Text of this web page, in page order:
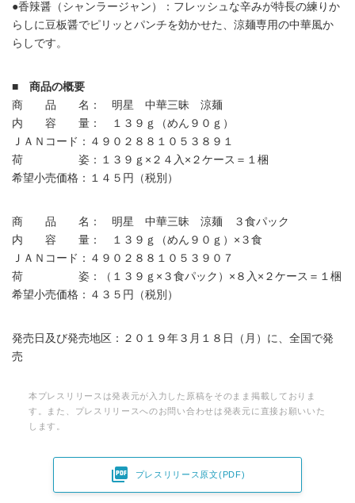
●香辣醤（シャンラージャン）：フレッシュな辛みが特長の練りか
らしに豆板醤でピリッとパンチを効かせた、涼麺専用の中華風か
らしです。
■ 商品の概要
商 品 名： 明星 中華三昧 涼麺
内 容 量： １３９ｇ（めん９０ｇ）
ＪＡＮコード：４９０２８８１０５３８９１
荷 姿：１３９ｇ×２４入×２ケース＝１梱
希望小売価格：１４５円（税別）
商 品 名： 明星 中華三昧 涼麺 ３食パック
内 容 量： １３９ｇ（めん９０ｇ）×３食
ＪＡＮコード：４９０２８８１０５３９０７
荷 姿：（１３９ｇ×３食パック）×８入×２ケース＝１梱
希望小売価格：４３５円（税別）
発売日及び発売地区：２０１９年３月１８日（月）に、全国で発
売
本プレスリリースは発表元が入力した原稿をそのまま掲載しておりま
す。また、プレスリリースへのお問い合わせは発表元に直接お願いいた
します。
 プレスリリース原文(PDF)